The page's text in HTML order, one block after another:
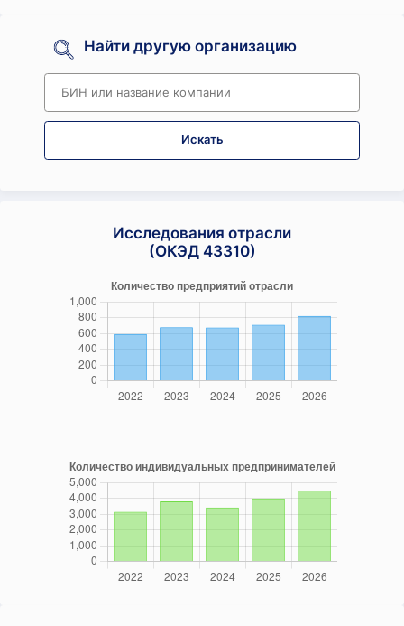
Найти другую организацию
Искать
Исследования отрасли
(ОКЭД 43310)